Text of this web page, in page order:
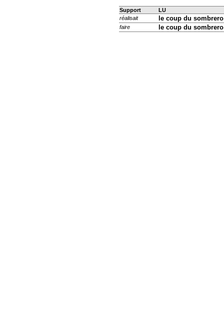
Support
LU
réalisait
le coup du sombrero
faire le coup du sombrero